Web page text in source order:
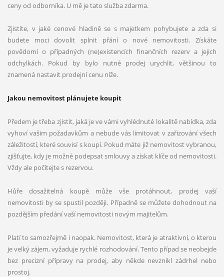
ceny od odborníka. U mě je tato služba zdarma.
Zjistíte, v jaké cenové hladině se s majetkem pohybujete a zda si
budete moci dovolit splnit přání o nové nemovitosti. Získáte
povědomí o případných (ne)existencích finančních rezerv a jejich
odchylkách. Pokud by bylo nutné prodej urychlit, většinou to
znamená nastavit prodejní cenu níže.
Jakou nemovitost plánujete koupit
Předem je třeba zjistit, jaká je ve vámi vyhlédnuté lokalitě nabídka, zda
vyhoví vašim požadavkům a nebude vás limitovat v zařizování všech
záležitostí, které souvisí s koupí. Pokud máte již nemovitost vybranou,
zjišťujte, kdy je možné podepsat smlouvy a získat klíče od nemovitosti.
Vždy ale počítejte s rezervou.
Hůře dosažitelná koupě může vše protáhnout, prodej vaší
nemovitosti by se spustil později. Případně se můžete dohodnout na
pozdějším předání vaší nemovitosti novým majitelům.
Platí to samozřejmě i naopak. Nemovitost, která je atraktivní, o kterou
je velký zájem, vyžaduje rychlé rozhodování. Tento případ se neobejde
bez precizní přípravy na prodej, aby někde nevznikl zádrhel nebo
prostoj.